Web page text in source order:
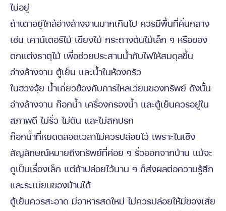
ไม่อยู่
ถ้าเตาอยู่ใกล้อ่างล้างจานมากเกินไป ควรมีพื้นที่คั่นกลาง
เช่น เคาน์เตอร์ไม้ เขียงไม้ กระถางต้นไม้เล็ก ๆ หรือของ
ตกแต่งธาตุไม้ เพื่อช่วยประสานน้ำกับไฟให้สมดุลขึ้น
อ่างล้างจาน ตู้เย็น และน้ำในห้องครัว
ในฮวงจุ้ย น้ำเกี่ยวข้องกับการไหลเวียนของทรัพย์ ดังนั้น
อ่างล้างจาน ก๊อกน้ำ เครื่องกรองน้ำ และตู้เย็นควรอยู่ใน
สภาพดี ไม่รั่ว ไม่ตัน และไม่สกปรก
ก๊อกน้ำที่หยดตลอดเวลาไม่ควรปล่อยไว้ เพราะในเชิง
สัญลักษณ์หมายถึงทรัพย์ที่ค่อย ๆ รั่วออกจากบ้าน แม้จะ
ดูเป็นเรื่องเล็ก แต่ถ้าปล่อยไว้นาน ๆ ก็ส่งผลต่อความรู้สึก
และระเบียบของบ้านได้
ตู้เย็นควรสะอาด มีอาหารสดใหม่ ไม่ควรปล่อยให้มีของเสีย